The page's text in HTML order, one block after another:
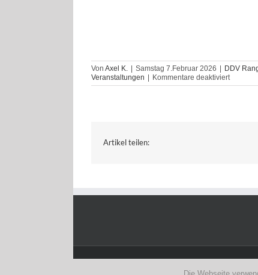
Von Axel K. | Samstag 7.Februar 2026 | DDV
Veranstaltungen | Kommentare deaktiviertfür
Artikel teilen:
Die Webseite